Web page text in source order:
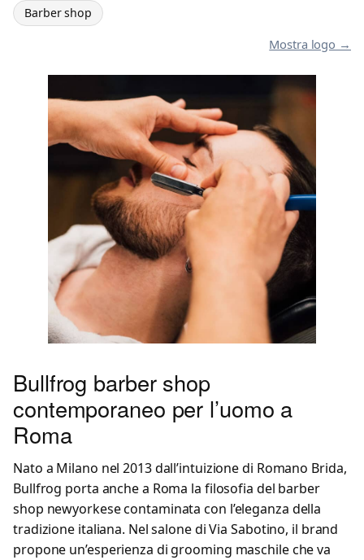
Barber shop
Mostra logo →
Bullfrog barber shop
contemporaneo per l’uomo a
Roma
Nato a Milano nel 2013 dall’intuizione di Romano Brida,
Bullfrog porta anche a Roma la filosofia del barber
shop newyorkese contaminata con l’eleganza della
tradizione italiana. Nel salone di Via Sabotino, il brand
propone un’esperienza di grooming maschile che va